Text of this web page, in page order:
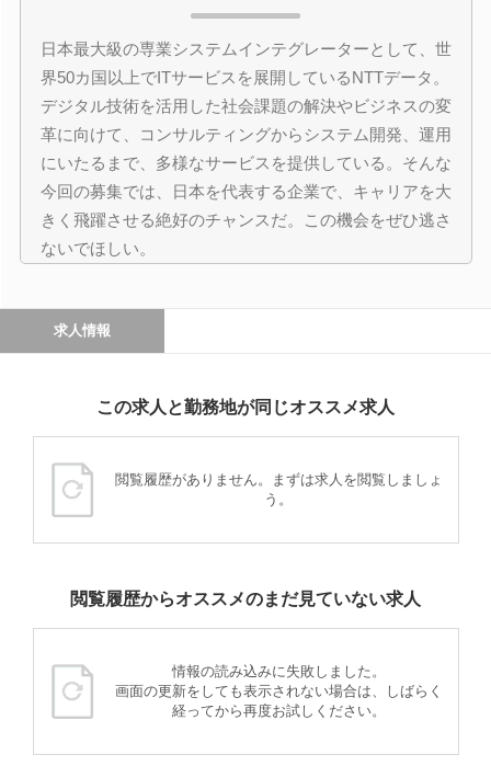
日本最大級の専業システムインテグレーターとして、世
界50カ国以上でITサービスを展開しているNTTデータ。
デジタル技術を活用した社会課題の解決やビジネスの変
革に向けて、コンサルティングからシステム開発、運用
にいたるまで、多様なサービスを提供している。そんな
今回の募集では、日本を代表する企業で、キャリアを大
きく飛躍させる絶好のチャンスだ。この機会をぜひ逃さ
ないでほしい。
求人情報
この求人と勤務地が同じオススメ求人
閲覧履歴がありません。まずは求人を閲覧しましょ
う。
閲覧履歴からオススメのまだ見ていない求人
情報の読み込みに失敗しました。
画面の更新をしても表示されない場合は、しばらく
経ってから再度お試しください。